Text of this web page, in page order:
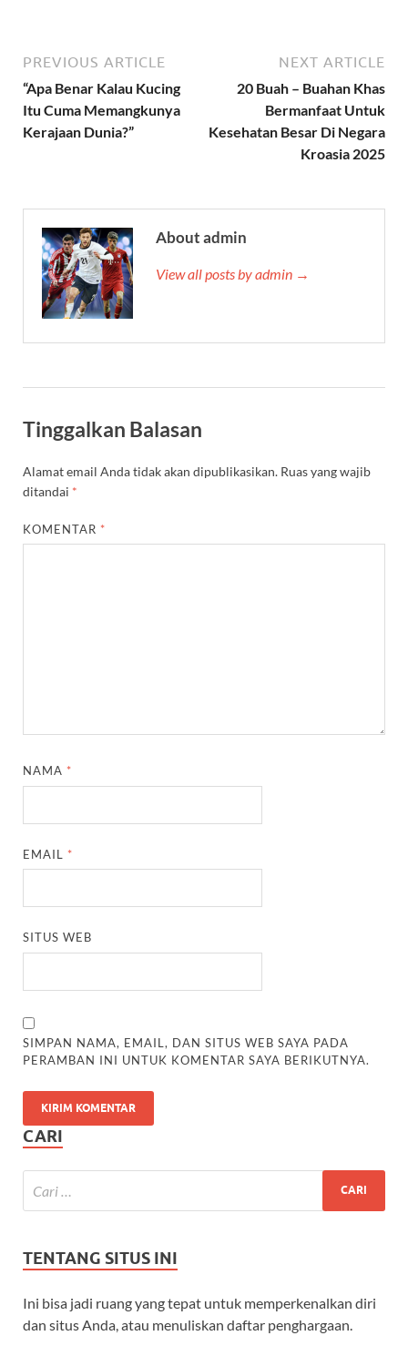
PREVIOUS ARTICLE
“Apa Benar Kalau Kucing
Itu Cuma Memangkunya
Kerajaan Dunia?”
NEXT ARTICLE
20 Buah – Buahan Khas
Bermanfaat Untuk
Kesehatan Besar Di Negara
Kroasia 2025
About admin
View all posts by admin →
Tinggalkan Balasan
Alamat email Anda tidak akan dipublikasikan. Ruas yang wajib
ditandai *
KOMENTAR *
NAMA *
EMAIL *
SITUS WEB
SIMPAN NAMA, EMAIL, DAN SITUS WEB SAYA PADA
PERAMBAN INI UNTUK KOMENTAR SAYA BERIKUTNYA.
CARI
TENTANG SITUS INI
Ini bisa jadi ruang yang tepat untuk memperkenalkan diri
dan situs Anda, atau menuliskan daftar penghargaan.